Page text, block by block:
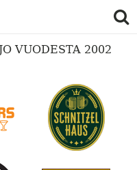
VUODESTA 2002